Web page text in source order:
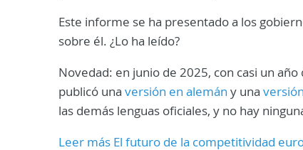
Este informe se ha presentado a los
sobre él. ¿Lo ha leído?
Novedad: en junio de 2025, con casi un
publicó una versión en alemán y una
las demás lenguas oficiales, y no hay
Leer más El futuro de la competitividad